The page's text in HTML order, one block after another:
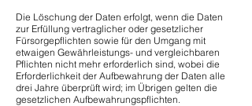
Die Löschung der Daten erfolgt, wenn die Daten
zur Erfüllung vertraglicher oder gesetzlicher
Fürsorgepflichten sowie für den Umgang mit
etwaigen Gewährleistungs- und vergleichbaren
Pflichten nicht mehr erforderlich sind, wobei die
Erforderlichkeit der Aufbewahrung der Daten alle
drei Jahre überprüft wird; im Übrigen gelten die
gesetzlichen Aufbewahrungspflichten.